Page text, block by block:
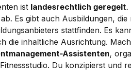
ist landesrechtlich geregelt.
Es gibt auch Ausbildungen,
stattfinden. Es
die inhaltliche Ausrichtung.
Assistenten,
Du konzipierst und